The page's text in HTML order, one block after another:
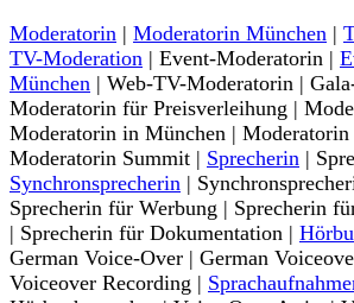
Moderatorin | Moderatorin München |
TV-Moderation | Event-Moderatorin |
München | Web-TV-Moderatorin |
Moderatorin für Preisverleihung |
Moderatorin in München | Moderatorin
Moderatorin Summit | Sprecherin |
Synchronsprecherin |
Sprecherin für Werbung | Sprecherin
| Sprecherin für Dokumentation |
German Voice-Over | German
Voiceover Recording |